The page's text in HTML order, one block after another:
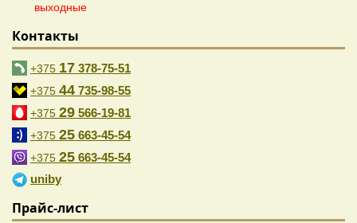
выходные
Контакты
+375 17 378-75-51
+375 44 735-98-55
+375 29 566-19-81
+375 25 663-45-54
+375 25 663-45-54
uniby
Прайс-лист